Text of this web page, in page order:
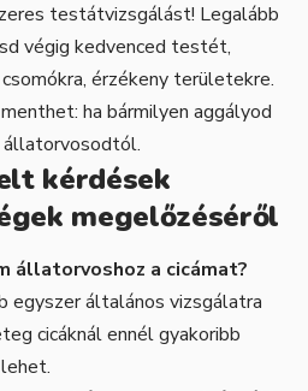
testátvizsgálást! Legalább
végig kedvenced testét,
érzékeny területekre.
ha bármilyen aggályod
állatorvosodtól.
kérdések
megelőzéséről
állatorvoshoz a cicámat?
általános vizsgálatra
cicáknál ennél gyakoribb